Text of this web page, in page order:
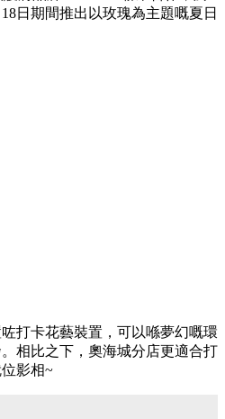
日期間推出以玫瑰為主題嘅夏日
打卡花藝裝置，可以喺夢幻嘅環
相比之下，奧海城分店更適合打
影相~